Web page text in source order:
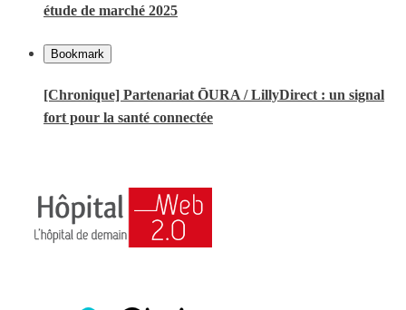
étude de marché 2025
Bookmark
[Chronique] Partenariat ŌURA / LillyDirect : un signal
fort pour la santé connectée